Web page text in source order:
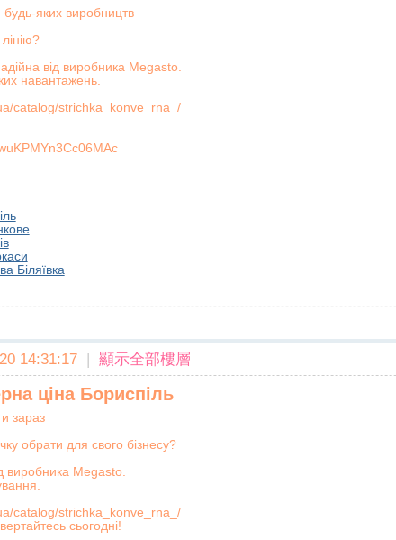
будь-яких виробництв
від виробника Megasto.
навантажень.
catalog/strichka_konve_rna_/
Біляївка
14:31:17 | 顯示全部樓層
ціна Бориспіль
зараз
обрати для свого бізнесу?
виробника Megasto.
catalog/strichka_konve_rna_/
сьогодні!